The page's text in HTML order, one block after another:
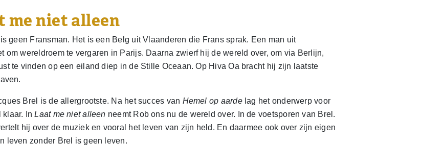
me niet alleen
geen Fransman. Het is een Belg uit Vlaanderen die Frans sprak. Een man uit
om wereldroem te vergaren in Parijs. Daarna zwierf hij de wereld over, om via Berlijn,
te vinden op een eiland diep in de Stille Oceaan. Op Hiva Oa bracht hij zijn laatste
Brel is de allergrootste. Na het succes van Hemel op aardelag het onderwerp voor
klaar. InLaat me niet alleen neemt Rob ons nu de wereld over. In de voetsporen van Brel.
hij over de muziek en vooral het leven van zijn held. En daarmee ook over zijn eigen
leven zonder Brel is geen leven.